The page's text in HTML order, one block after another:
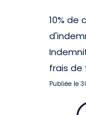
10% de
frais de
Publiée le